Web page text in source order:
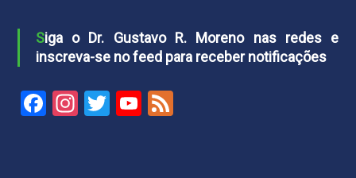
Siga o Dr. Gustavo R. Moreno nas redes e
inscreva-se no feed para receber notificações
Facebook
Instagram
TwitterYouTube
Feed